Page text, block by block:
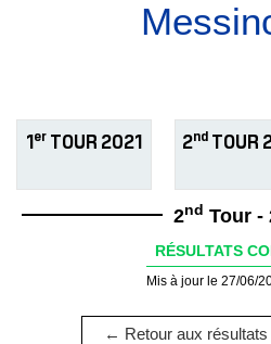
1er TOUR 2021 2ndTOUR
2nd Tour -
RÉSULTATS
Mis à jour le 27/06/
← Retour aux résultats